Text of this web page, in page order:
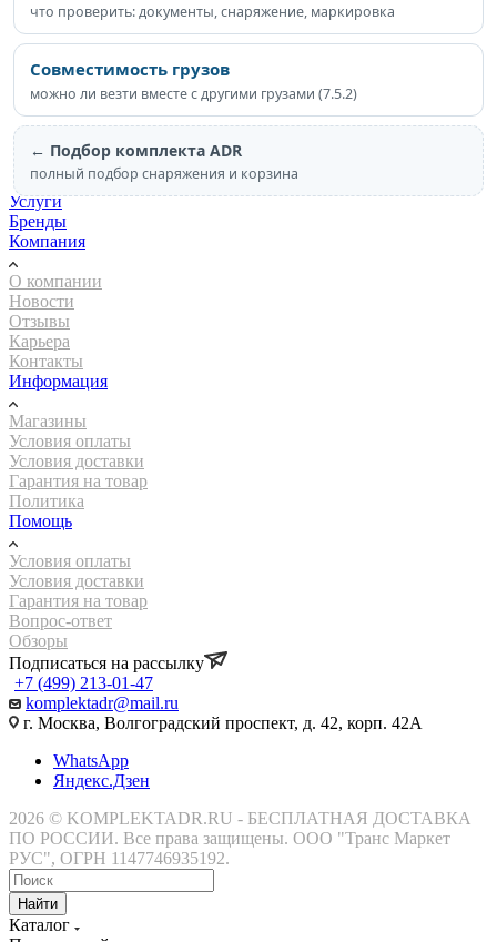
что проверить: документы, снаряжение, маркировка
Совместимость грузов
можно ли везти вместе с другими грузами (7.5.2)
← Подбор комплекта ADR
полный подбор снаряжения и корзина
Каталог
Акции
Услуги
Бренды
Компания
О компании
Новости
Отзывы
Карьера
Контакты
Информация
Магазины
Условия оплаты
Условия доставки
Гарантия на товар
Политика
Помощь
Условия оплаты
Условия доставки
Гарантия на товар
Вопрос-ответ
Обзоры
Подписаться на рассылку
+7 (499) 213-01-47
komplektadr@mail.ru
г. Москва, Волгоградский проспект, д. 42, корп. 42А
WhatsApp
Яндекс.Дзен
2026 © KOMPLEKTADR.RU - БЕСПЛАТНАЯ ДОСТАВКА
ПО РОССИИ. Все права защищены. ООО "Транс Маркет
РУС", ОГРН 1147746935192.
Найти
Каталог